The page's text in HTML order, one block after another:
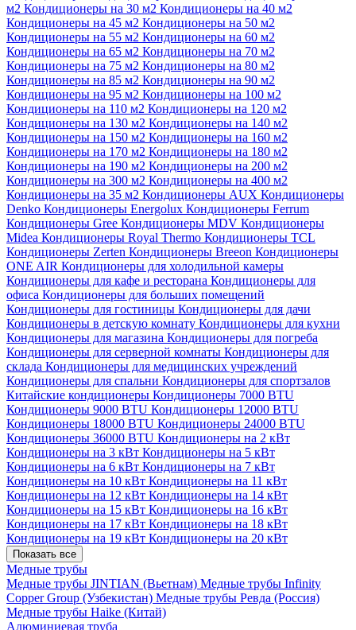
м2 Кондиционеры на 30 м2 Кондиционеры на 40 м2
Кондиционеры на 45 м2 Кондиционеры на 50 м2
Кондиционеры на 55 м2 Кондиционеры на 60 м2
Кондиционеры на 65 м2 Кондиционеры на 70 м2
Кондиционеры на 75 м2 Кондиционеры на 80 м2
Кондиционеры на 85 м2 Кондиционеры на 90 м2
Кондиционеры на 95 м2 Кондиционеры на 100 м2
Кондиционеры на 110 м2 Кондиционеры на 120 м2
Кондиционеры на 130 м2 Кондиционеры на 140 м2
Кондиционеры на 150 м2 Кондиционеры на 160 м2
Кондиционеры на 170 м2 Кондиционеры на 180 м2
Кондиционеры на 190 м2 Кондиционеры на 200 м2
Кондиционеры на 300 м2 Кондиционеры на 400 м2
Кондиционеры на 35 м2 Кондиционеры AUX Кондиционеры
Denko Кондиционеры Energolux Кондиционеры Ferrum
Кондиционеры Gree Кондиционеры MDV Кондиционеры
Midea Кондиционеры Royal Thermo Кондиционеры TCL
Кондиционеры Zerten Кондиционеры Breeon Кондиционеры
ONE AIR Кондиционеры для холодильной камеры
Кондиционеры для кафе и ресторана Кондиционеры для
офиса Кондиционеры для больших помещений
Кондиционеры для гостиницы Кондиционеры для дачи
Кондиционеры в детскую комнату Кондиционеры для кухни
Кондиционеры для магазина Кондиционеры для погреба
Кондиционеры для серверной комнаты Кондиционеры для
склада Кондиционеры для медицинских учреждений
Кондиционеры для спальни Кондиционеры для спортзалов
Китайские кондиционеры Кондиционеры 7000 BTU
Кондиционеры 9000 BTU Кондиционеры 12000 BTU
Кондиционеры 18000 BTU Кондиционеры 24000 BTU
Кондиционеры 36000 BTU Кондиционеры на 2 кВт
Кондиционеры на 3 кВт Кондиционеры на 5 кВт
Кондиционеры на 6 кВт Кондиционеры на 7 кВт
Кондиционеры на 10 кВт Кондиционеры на 11 кВт
Кондиционеры на 12 кВт Кондиционеры на 14 кВт
Кондиционеры на 15 кВт Кондиционеры на 16 кВт
Кондиционеры на 17 кВт Кондиционеры на 18 кВт
Кондиционеры на 19 кВт Кондиционеры на 20 кВт
Показать все
Медные трубы
Медные трубы JINTIAN (Вьетнам) Медные трубы Infinity
Copper Group (Узбекистан) Медные трубы Ревда (Россия)
Медные трубы Haike (Китай)
Алюминиевая труба